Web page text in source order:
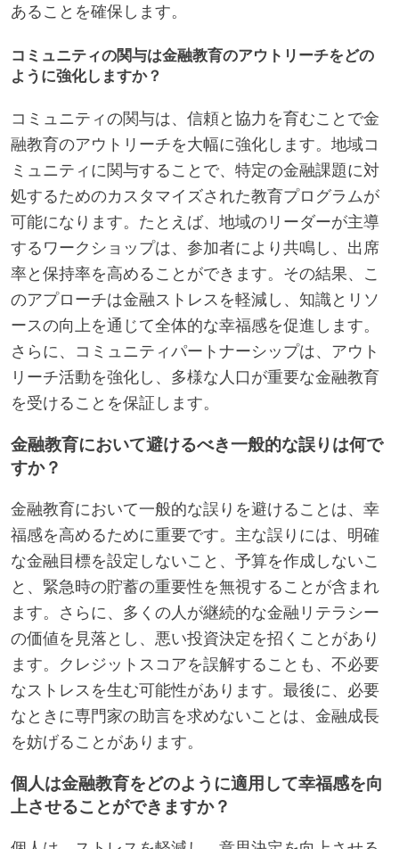
あることを確保します。
コミュニティの関与は金融教育のアウトリーチをどの
ように強化しますか？
コミュニティの関与は、信頼と協力を育むことで金
融教育のアウトリーチを大幅に強化します。地域コ
ミュニティに関与することで、特定の金融課題に対
処するためのカスタマイズされた教育プログラムが
可能になります。たとえば、地域のリーダーが主導
するワークショップは、参加者により共鳴し、出席
率と保持率を高めることができます。その結果、こ
のアプローチは金融ストレスを軽減し、知識とリソ
ースの向上を通じて全体的な幸福感を促進します。
さらに、コミュニティパートナーシップは、アウト
リーチ活動を強化し、多様な人口が重要な金融教育
を受けることを保証します。
金融教育において避けるべき一般的な誤りは何で
すか？
金融教育において一般的な誤りを避けることは、幸
福感を高めるために重要です。主な誤りには、明確
な金融目標を設定しないこと、予算を作成しないこ
と、緊急時の貯蓄の重要性を無視することが含まれ
ます。さらに、多くの人が継続的な金融リテラシー
の価値を見落とし、悪い投資決定を招くことがあり
ます。クレジットスコアを誤解することも、不必要
なストレスを生む可能性があります。最後に、必要
なときに専門家の助言を求めないことは、金融成長
を妨げることがあります。
個人は金融教育をどのように適用して幸福感を向
上させることができますか？